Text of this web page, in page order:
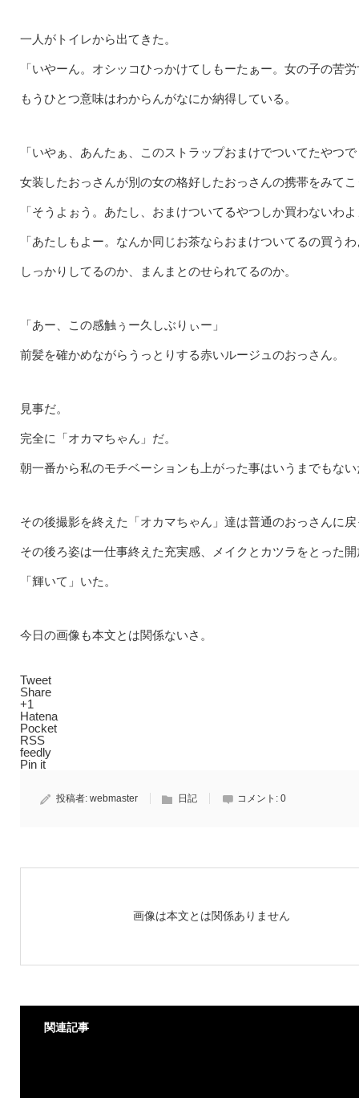
一人がトイレから出てきた。
「いやーん。オシッコひっかけてしもーたぁー。女の子の苦
もうひとつ意味はわからんがなにか納得している。
「いやぁ、あんたぁ、このストラップおまけでついてたやつ
女装したおっさんが別の女の格好したおっさんの携帯をみて
「そうよぉう。あたし、おまけついてるやつしか買わないわ
「あたしもよー。なんか同じお茶ならおまけついてるの買う
しっかりしてるのか、まんまとのせられてるのか。
「あー、この感触ぅー久しぶりぃー」
前髪を確かめながらうっとりする赤いルージュのおっさん。
見事だ。
完全に「オカマちゃん」だ。
朝一番から私のモチベーションも上がった事はいうまでもな
その後撮影を終えた「オカマちゃん」達は普通のおっさんに
その後ろ姿は一仕事終えた充実感、メイクとカツラをとった
「輝いて」いた。
今日の画像も本文とは関係ないさ。
Tweet
Share
+1
Hatena
Pocket
RSS
feedly
Pin it
投稿者: webmaster 日記 コメント: 0
画像は本文とは関係ありません
関連記事